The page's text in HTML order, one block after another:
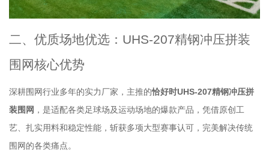
二、优质场地优选：UHS-207精钢冲压拼装
围网核心优势
深耕围网行业多年的实力厂家，主推的恰好时UHS-207精钢冲压拼
装围网 ，是适配各类足球场及运动场地的爆款产品，凭借原创工
艺、扎实用料和稳定性能，斩获多项大型赛事认可，完美解决传统
围网的各类痛点。